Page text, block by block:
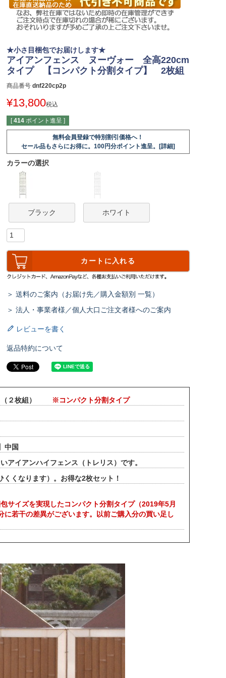
★小さ目梱包でお届けします★
アイアンフェンス ヌーヴォー 全高220cm
タイプ 【コンパクト分割タイプ】 2枚組
商品番号 dnf220cp2p
¥13,800税込
[ 414 ポイント進呈 ]
無料会員登録で特別割引価格へ！
セール品もさらにお得に。100円分ポイント進呈。[詳細]
カラーの選択
ブラック ホワイト
カートに入れる
＞ 送料のご案内（お届け先／購入金額別 一覧）
＞ 法人・事業者様／個人大口ご注文者様へのご案内
レビューを書く
返品特約について
（２枚組） ※コンパクト分割タイプ
中国
イアンハイフェンス（トレリス）です。
くくなります）。お得な2枚セット！
サイズを実現したコンパクト分割タイプ（2019年5月
若干の差異がございます。以前ご購入分の買い足し